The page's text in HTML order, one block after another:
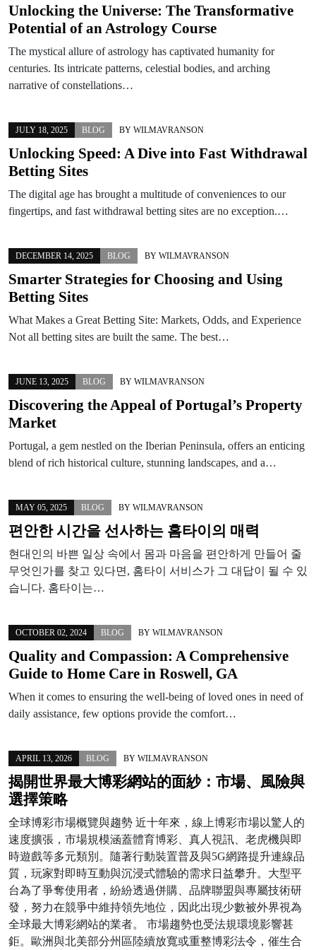
Unlocking the Universe: The Transformative
Potential of an Astrology Course
The mystical allure of astrology has captivated humanity for
centuries. Its intricate patterns, celestial bodies, and arching
narrative of constellations…
JULY 18, 2025 BLOG BY WILMAVRANSON
Unlocking Speed: A Dive into Fast Withdrawal
Betting Sites
The digital age has brought a multitude of conveniences to our
fingertips, and fast withdrawal betting sites are no exception.…
DECEMBER 14, 2025 BLOG BY WILMAVRANSON
Smarter Strategies for Choosing and Using
Betting Sites
What Makes a Great Betting Site: Markets, Odds, and Experience
Not all betting sites are built the same. The best…
JUNE 13, 2025 BLOG BY WILMAVRANSON
Discovering the Appeal of Portugal’s Property
Market
Portugal, a gem nestled on the Iberian Peninsula, offers an enticing
blend of rich historical culture, stunning landscapes, and a…
MAY 05, 2025 BLOG BY WILMAVRANSON
편안한 시간을 선사하는 홈타이의 매력
현대인의 바쁜 일상 속에서 몸과 마음을 편안하게 만들어 줄
무엇인가를 찾고 있다면, 홈타이 서비스가 그 대답이 될 수 있
습니다. 홈타이는…
OCTOBER 02, 2024 BLOG BY WILMAVRANSON
Quality and Compassion: A Comprehensive
Guide to Home Care in Roswell, GA
When it comes to ensuring the well-being of loved ones in need of
daily assistance, few options provide the comfort…
APRIL 13, 2026 BLOG BY WILMAVRANSON
揭開世界最大博彩網站的面紗：市場、風險與
選擇策略
全球博彩市場概覽與趨勢 近十年來，線上博彩市場以驚人的
速度擴張，市場規模涵蓋體育博彩、真人視訊、老虎機與即
時遊戲等多元類別。隨著行動裝置普及與5G網路提升連線品
質，玩家對即時互動與沉浸式體驗的需求日益攀升。大型平
台為了爭奪使用者，紛紛透過併購、品牌聯盟與專屬技術研
發，努力在競爭中維持領先地位，因此出現少數被外界視為
全球最大博彩網站的業者。 市場趨勢也受法規環境影響甚
鉅。歐洲與北美部分州區陸續放寬或重整博彩法令，催生合